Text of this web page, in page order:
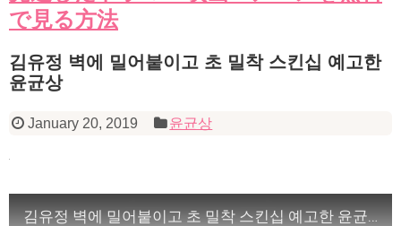
で見る方法
김유정 벽에 밀어붙이고 초 밀착 스킨십 예고한
윤균상
January 20, 2019 윤균상
김유정 벽에 밀어붙이고 초 밀착 스킨십 예고한 윤균상